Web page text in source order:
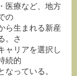
医療など、地方
の
ら生まれる新産
。さ
ャリアを選択し
続的
なっている。